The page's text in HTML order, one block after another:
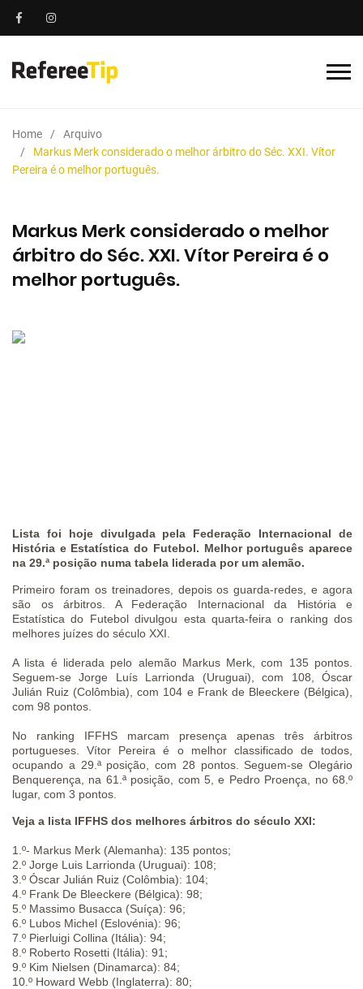
Home
Arquivo
Markus Merk considerado o melhor árbitro do Séc. XXI. Vítor
Pereira é o melhor português.
Markus Merk considerado o melhor
árbitro do Séc. XXI. Vítor Pereira é o
melhor português.
Lista foi hoje divulgada pela Federação Internacional de
História e Estatística do Futebol. Melhor português aparece
na 29.ª posição numa tabela liderada por um alemão.
Primeiro foram os treinadores, depois os guarda-redes, e agora
são os árbitros. A Federação Internacional da História e
Estatística do Futebol divulgou esta quarta-feira o ranking dos
melhores juízes do século XXI.
A lista é liderada pelo alemão Markus Merk, com 135 pontos.
Seguem-se Jorge Luís Larrionda (Uruguai), com 108, Óscar
Julián Ruiz (Colômbia), com 104 e Frank de Bleeckere (Bélgica),
com 98 pontos.
No ranking IFFHS marcam presença apenas três árbitros
portugueses. Vítor Pereira é o melhor classificado de todos,
ocupando a 29.ª posição, com 28 pontos. Seguem-se Olegário
Benquerença, na 61.ª posição, com 5, e Pedro Proença, no 68.º
lugar, com 3 pontos.
Veja a lista IFFHS dos melhores árbitros do século XXI:
1.º- Markus Merk (Alemanha): 135 pontos;
2.º Jorge Luis Larrionda (Uruguai): 108;
3.º Óscar Julián Ruiz (Colômbia): 104;
4.º Frank De Bleeckere (Bélgica): 98;
5.º Massimo Busacca (Suíça): 96;
6.º Lubos Michel (Eslovénia): 96;
7.º Pierluigi Collina (Itália): 94;
8.º Roberto Rosetti (Itália): 91;
9.º Kim Nielsen (Dinamarca): 84;
10.º Howard Webb (Inglaterra): 80;